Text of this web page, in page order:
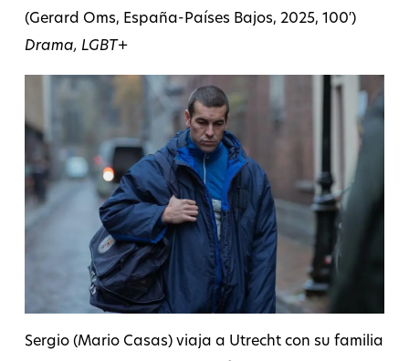
(Gerard Oms, España-Países Bajos, 2025, 100′)
Drama, LGBT+
Sergio (Mario Casas) viaja a Utrecht con su familia